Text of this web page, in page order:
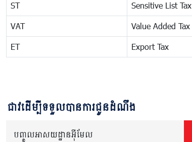
ST Sensitive List Tax
VAT Value Added Tax
ET Export Tax
ជាវដើម្បីទទួលបានការជូនដំណឹង
បញ្ចូលអាសយដ្ឋានអ៊ីមែល